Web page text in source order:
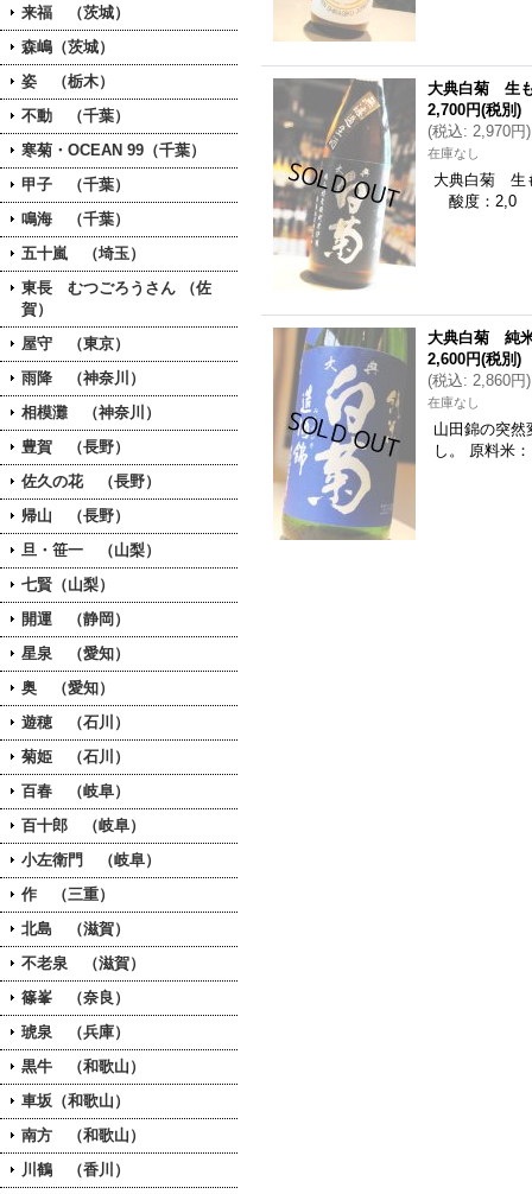
来福 （茨城）
森嶋（茨城）
姿 （栃木）
不動 （千葉）
寒菊・OCEAN 99（千葉）
甲子 （千葉）
鳴海 （千葉）
五十嵐 （埼玉）
東長 むつごろうさん （佐
賀）
屋守 （東京）
雨降 （神奈川）
相模灘 （神奈川）
豊賀 （長野）
佐久の花 （長野）
帰山 （長野）
旦・笹一 （山梨）
七賢（山梨）
開運 （静岡）
星泉 （愛知）
奥 （愛知）
遊穂 （石川）
菊姫 （石川）
百春 （岐阜）
百十郎 （岐阜）
小左衛門 （岐阜）
作 （三重）
北島 （滋賀）
不老泉 （滋賀）
篠峯 （奈良）
琥泉 （兵庫）
黒牛 （和歌山）
車坂（和歌山）
南方 （和歌山）
川鶴 （香川）
大典白菊 生
2,700円(税別)
(税込: 2,970円)
在庫なし
大典白菊 生
酸度：2,0
大典白菊 純
2,600円(税別)
(税込: 2,860円)
在庫なし
山田錦の突然
し。 原料米